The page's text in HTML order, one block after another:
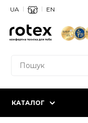
UA EN
КАТАЛОГ